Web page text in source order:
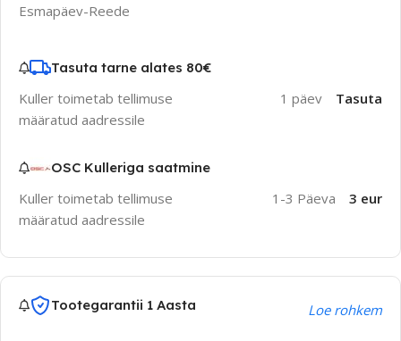
Esmapäev-Reede
Tasuta tarne alates 80€
Kuller toimetab tellimuse
määratud aadressile
1 päev Tasuta
OSC Kulleriga saatmine
Kuller toimetab tellimuse
määratud aadressile
1-3 Päeva 3 eur
Tootegarantii 1 Aasta Loe rohkem